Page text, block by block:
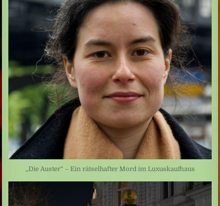
„Die Auster“ – Ein rätselhafter Mord im Luxuskaufhaus